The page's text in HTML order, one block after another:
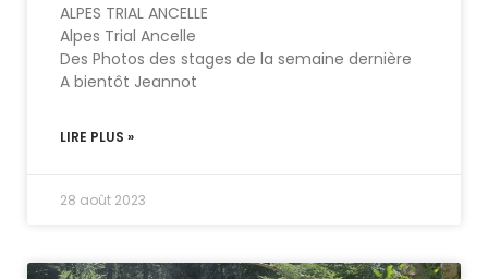
ALPES TRIAL ANCELLE
Alpes Trial Ancelle
Des Photos des stages de la semaine dernière
A bientôt Jeannot
LIRE PLUS »
28 août 2023